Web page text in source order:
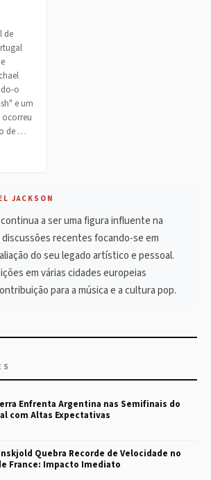
de
o
e um
ocorreu
de …
JACKSON
a ser uma figura influente na
discussões recentes focando-se em
do seu legado artístico e pessoal.
em várias cidades europeias
para a música e a cultura pop.
Enfrenta Argentina nas Semifinais do
com Altas Expectativas
Quebra Recorde de Velocidade no
France: Impacto Imediato